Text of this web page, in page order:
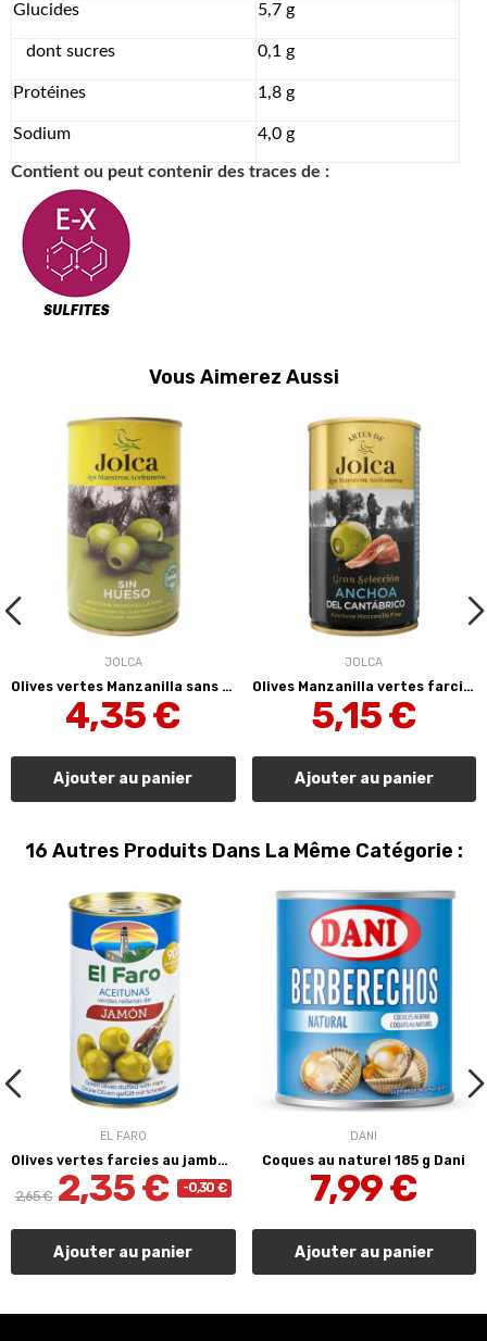
Glucides 5,7 g
dont sucres 0,1 g
Protéines 1,8 g
Sodium 4,0 g
Contient ou peut contenir des traces de :
Vous Aimerez Aussi
JOLCA
Olives vertes Manzanilla sans noyau 350 g Jolca
4,35 €
Ajouter au panier
JOLCA
Olives Manzanilla vertes farcies aux anchois de...
5,15 €
Ajouter au panier
16 Autres Produits Dans La Même Catégorie :
EL FARO
Olives vertes farcies au jambon Serrano 350 g...
2,65 € 2,35 € -0,30 €
Ajouter au panier
DANI
Coques au naturel 185 g Dani
7,99 €
Ajouter au panier